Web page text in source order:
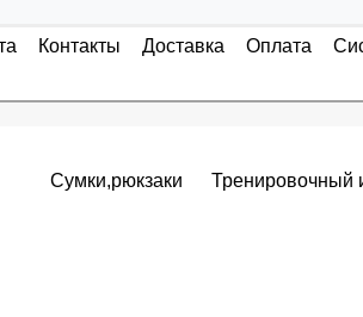
Контакты Доставка Оплата
Сумки,рюкзаки
Тренировочный